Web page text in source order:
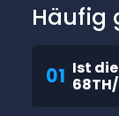
Häufig
01 Ist